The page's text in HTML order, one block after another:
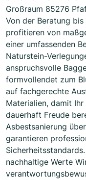
Großraum 85276
Von der Beratung
profitieren von
einer umfassenden
Naturstein-
anspruchsvolle
formvollendet zum
auf fachgerechte
Materialien, damit
dauerhaft Freude
Asbestsanierung
garantieren
nachhaltige Werte